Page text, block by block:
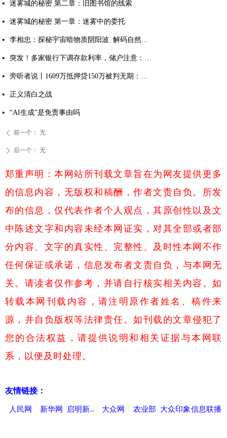
넷 迷雾城的秘密 第二章：旧图书馆的线索
넷 迷雾城的秘密 第一章：迷雾中的委托
넷 李相忠：探秘宇宙暗物质阴阳波 解码自然规律与人生万象
넷 突发！多家银行下调存款利率，储户注意：存钱方式该变了
넷 旁听者说丨1609万抵押贷150万被判无期：多吉扎西案击穿法治与良知的双重底线
넷 正义清白之战
넷 “AI生成”是免责事由吗
ꄴ 前一个： 无
ꄲ 后一个： 无
郑重声明：本网站所刊载文章旨在为网友提供更多
的信息内容，无版权和稿酬，作者文责自负。所发
布的信息，仅代表作者个人观点，其原创性以及文
中陈述文字和内容未经本网证实，对其全部或者部
分内容、文字的真实性、完整性、及时性本网不作
任何保证或承诺，信息发布者文责自负，与本网无
关。请读者仅作参考，并请自行核实相关内容。如
转载本网刊载内容，请注明原作者姓名、稿件来
源，并自负版权等法律责任。如刊载的文章侵犯了
您的合法权益，请提供说明和相关证据与本网联
系，以便及时处理。
友情链接：
人民网 新华网 启明新闻网 大众网 农业部 大众印象 信息联播